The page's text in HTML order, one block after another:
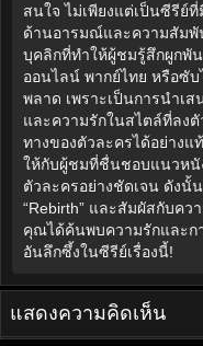
สนใจ ไม่เพียงแต่เป็นซีรีย์
ด้านอารมณ์และความสัมพั
บุคลิกที่ทำให้ผู้ชมรู้สึกผูกพั
ออนไลน์ พากย์ไทย หรือซั
พลาด เพราะเป็นการนำเส
และความรักในสไตล์ที่ลง
ทางของตัวละครได้อย่างแ
ให้กับผู้ชมที่ชื่นชอบแนวห
ตัวละครอย่างชัดเจน ดัง
“Rebirth” และสัมผัสกับค
คุณได้ค้นพบความรักและก
อันลึกซึ้งในซีรีย์เรื่องนี้!
แสดงความคิดเห็น